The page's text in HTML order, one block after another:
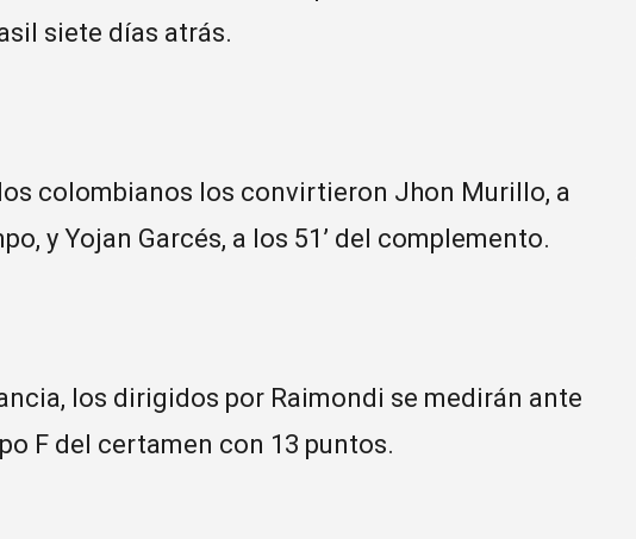
siete días atrás.
colombianos los convirtieron Jhon Murillo, a
y Yojan Garcés, a los 51’ del complemento.
los dirigidos por Raimondi se medirán ante
F del certamen con 13 puntos.